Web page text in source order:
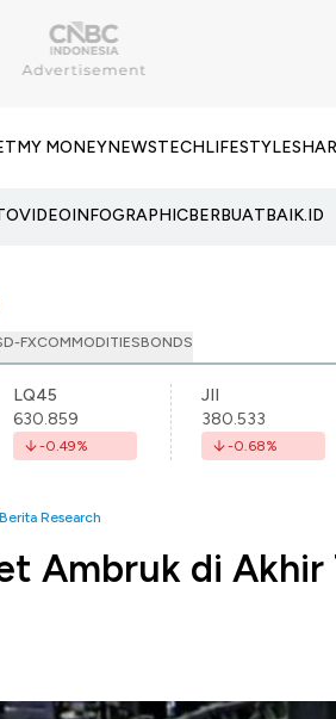
MY MONEYNEWSTECHLIFESTYLE
VIDEOINFOGRAPHICBERBUATBAIK.ID
FXCOMMODITIESBONDS
LQ45
630.859
-0.49%
JII
380.533
-0.68%
Berita Research
Ambruk di Akhir